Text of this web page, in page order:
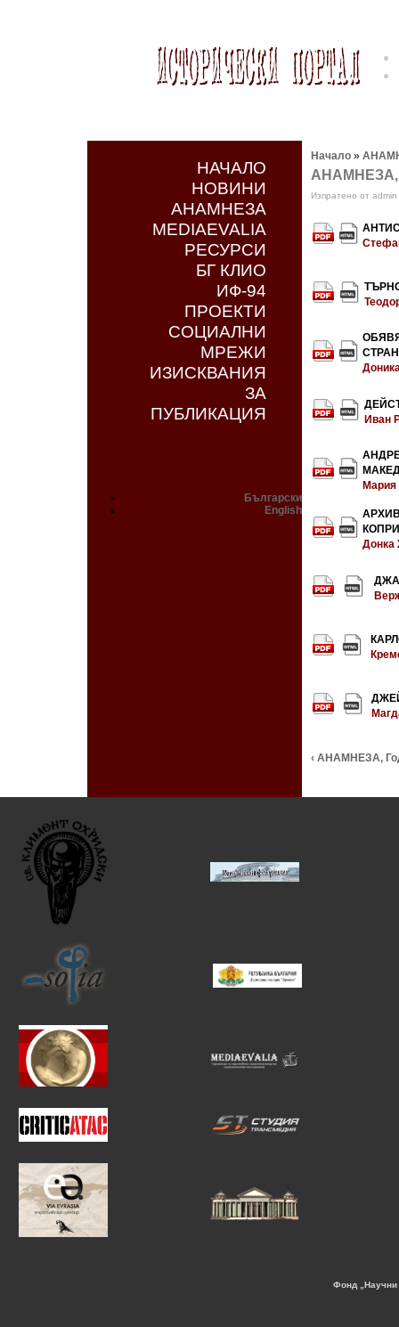
НАЧАЛО
НОВИНИ
АНАМНЕЗА
MEDIAEVALIA
РЕСУРСИ
БГ КЛИО
ИФ-94
ПРОЕКТИ
СОЦИАЛНИ
МРЕЖИ
ИЗИСКВАНИЯ
ЗА
ПУБЛИКАЦИЯ
Български
English
Начало »
АНАМНЕЗА,
Изпратено от
Иван
Донка
‹ АНАМНЕЗА,
Фонд „Научни